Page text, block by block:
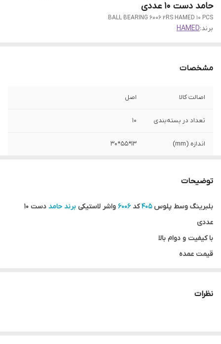
حامد دست 10 عددی
BALL BEARING 6006 2RS HAMED 10 PCS
برند:HAMED
مشخصات
اصالت کالا اصل
تعداد در بسته‌بندی 10
اندازه (mm) 13*55*30
توضیحات
بلبرینگ وسط پلوس405کد 6006 واشر لاستیکی برند حامد
دست 10
عددی
با کیفیت و دوام بالا
قیمت عمده
نرفتن بلبرینگ
نظرات